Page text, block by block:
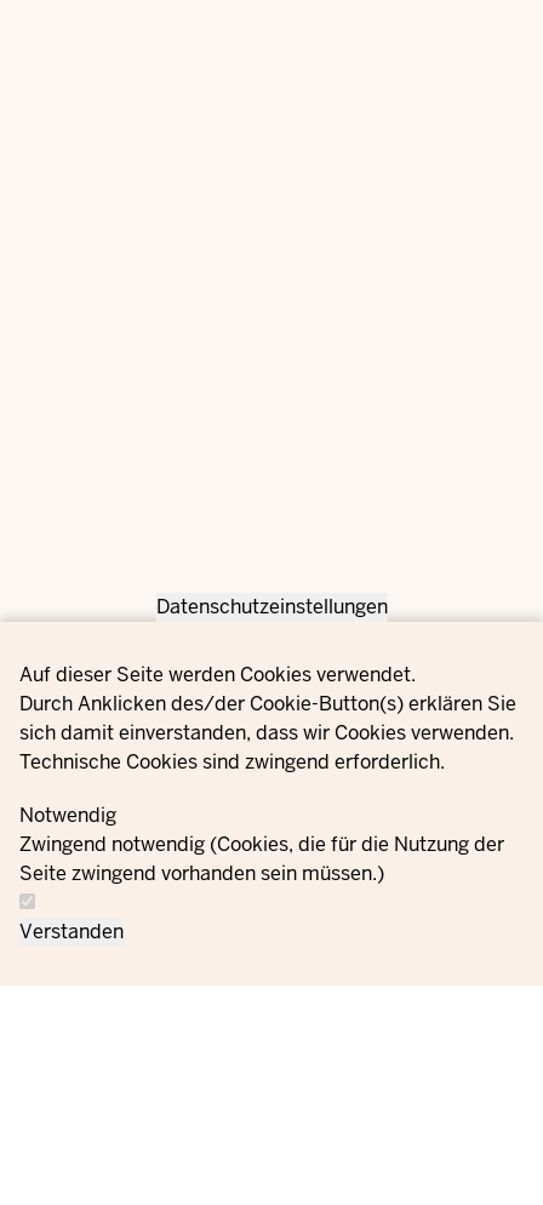
Privacy settings
Datenschutzeinstellungen
Auf dieser Seite werden Cookies verwendet.
Durch Anklicken des/der Cookie-Button(s) erklären Sie
sich damit einverstanden, dass wir Cookies verwenden.
Technische Cookies sind zwingend erforderlich.
Notwendig
Zwingend notwendig (Cookies, die für die Nutzung der
Seite zwingend vorhanden sein müssen.)
Verstanden